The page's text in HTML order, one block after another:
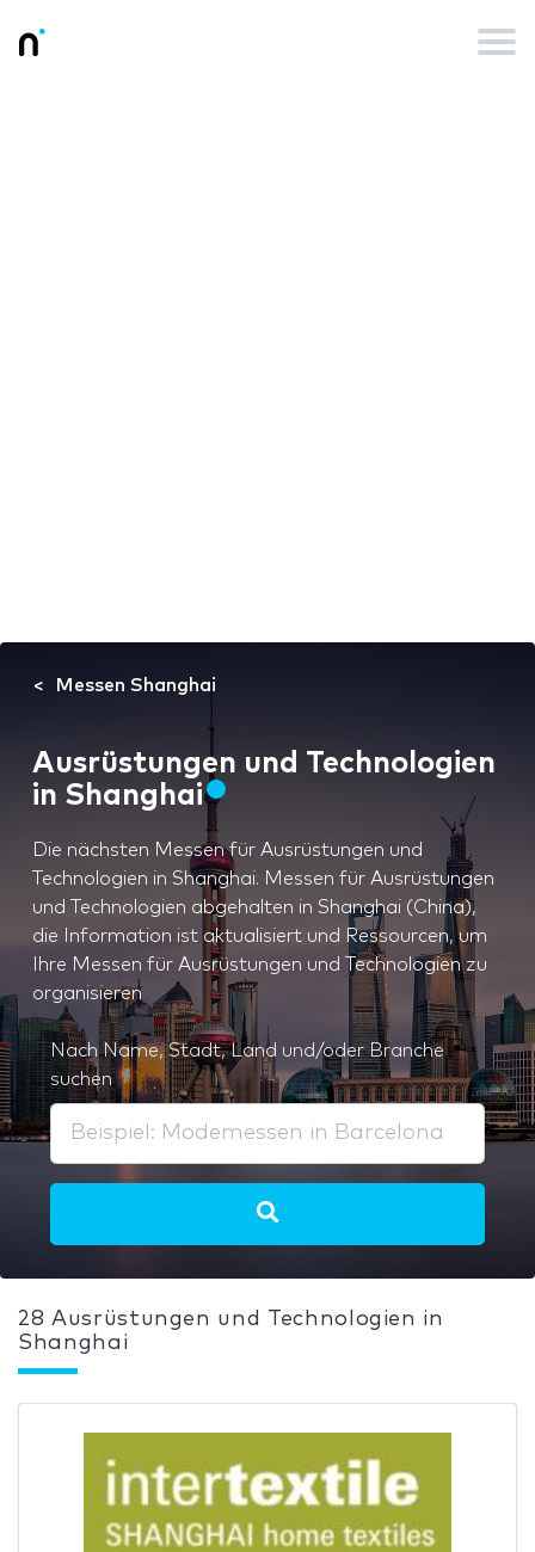
Messen Shanghai
Ausrüstungen und Technologien
in Shanghai
Die nächsten Messen für Ausrüstungen und
Technologien in Shanghai. Messen für Ausrüstungen
und Technologien abgehalten in Shanghai (China),
die Information ist aktualisiert und Ressourcen, um
Ihre Messen für Ausrüstungen und Technologien zu
organisieren
Nach Name, Stadt, Land und/oder Branche
suchen
28 Ausrüstungen und Technologien in
Shanghai